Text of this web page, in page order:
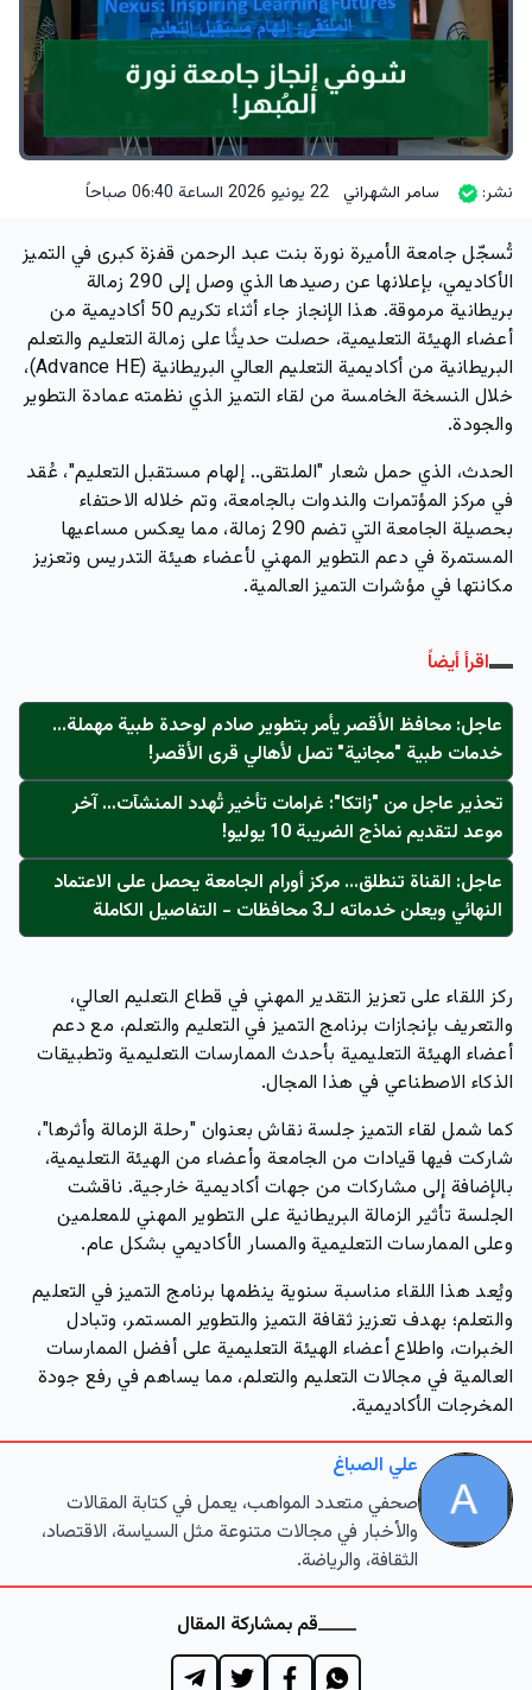
نشر: سامر الشهراني 22 يونيو 2026 الساعة 06:40 صباحاً
تُسجّل جامعة الأميرة نورة بنت عبد الرحمن قفزة كبرى في التميز
الأكاديمي، بإعلانها عن رصيدها الذي وصل إلى 290 زمالة
بريطانية مرموقة.
هذا الإنجاز جاء أثناء تكريم 50 أكاديمية من
أعضاء الهيئة التعليمية، حصلت حديثًا على زمالة التعليم والتعلم
البريطانية من أكاديمية التعليم العالي البريطانية (Advance HE)،
خلال النسخة الخامسة من لقاء التميز الذي نظمته عمادة التطوير
والجودة.
الحدث، الذي حمل شعار "الملتقى.. إلهام مستقبل التعليم"، عُقد
في مركز المؤتمرات والندوات بالجامعة، وتم خلاله الاحتفاء
بحصيلة الجامعة التي تضم 290 زمالة، مما يعكس مساعيها
المستمرة في دعم التطوير المهني لأعضاء هيئة التدريس وتعزيز
مكانتها في مؤشرات التميز العالمية.
اقرأ أيضاً
عاجل: محافظ الأقصر يأمر بتطوير صادم لوحدة طبية مهملة...
خدمات طبية "مجانية" تصل لأهالي قرى الأقصر!
تحذير عاجل من "زاتكا": غرامات تأخير تُهدد المنشآت… آخر
موعد لتقديم نماذج الضريبة 10 يوليو!
عاجل: القناة تنطلق... مركز أورام الجامعة يحصل على الاعتماد
النهائي ويعلن خدماته لـ3 محافظات - التفاصيل الكاملة
ركز اللقاء على تعزيز التقدير المهني في قطاع التعليم العالي،
والتعريف بإنجازات برنامج التميز في التعليم والتعلم، مع دعم
أعضاء الهيئة التعليمية بأحدث الممارسات التعليمية وتطبيقات
الذكاء الاصطناعي في هذا المجال.
كما شمل لقاء التميز جلسة نقاش بعنوان "رحلة الزمالة وأثرها"،
شاركت فيها قيادات من الجامعة وأعضاء من الهيئة التعليمية،
بالإضافة إلى مشاركات من جهات أكاديمية خارجية. ناقشت
الجلسة تأثير الزمالة البريطانية على التطوير المهني للمعلمين
وعلى الممارسات التعليمية والمسار الأكاديمي بشكل عام.
ويُعد هذا اللقاء مناسبة سنوية ينظمها برنامج التميز في التعليم
والتعلم؛ بهدف تعزيز ثقافة التميز والتطوير المستمر، وتبادل
الخبرات، واطلاع أعضاء الهيئة التعليمية على أفضل الممارسات
العالمية في مجالات التعليم والتعلم، مما يساهم في رفع جودة
المخرجات الأكاديمية.
علي الصباغ
صحفي متعدد المواهب، يعمل في كتابة المقالات
والأخبار في مجالات متنوعة مثل السياسة، الاقتصاد،
الثقافة، والرياضة.
قم بمشاركة المقال